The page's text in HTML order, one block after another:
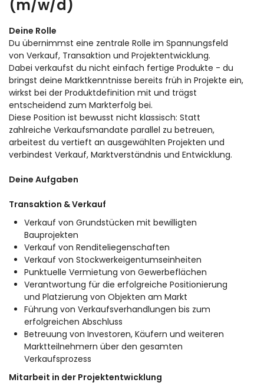
(m/w/d)
Deine Rolle
Du übernimmst eine zentrale Rolle im Spannungsfeld
von Verkauf, Transaktion und Projektentwicklung.
Dabei verkaufst du nicht einfach fertige Produkte - du
bringst deine Marktkenntnisse bereits früh in Projekte ein,
wirkst bei der Produktdefinition mit und trägst
entscheidend zum Markterfolg bei.
Diese Position ist bewusst nicht klassisch: Statt
zahlreiche Verkaufsmandate parallel zu betreuen,
arbeitest du vertieft an ausgewählten Projekten und
verbindest Verkauf, Marktverständnis und Entwicklung.
Deine Aufgaben
Transaktion & Verkauf
Verkauf von Grundstücken mit bewilligten
Bauprojekten
Verkauf von Renditeliegenschaften
Verkauf von Stockwerkeigentumseinheiten
Punktuelle Vermietung von Gewerbeflächen
Verantwortung für die erfolgreiche Positionierung
und Platzierung von Objekten am Markt
Führung von Verkaufsverhandlungen bis zum
erfolgreichen Abschluss
Betreuung von Investoren, Käufern und weiteren
Marktteilnehmern über den gesamten
Verkaufsprozess
Mitarbeit in der Projektentwicklung